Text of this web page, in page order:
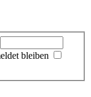
bleiben